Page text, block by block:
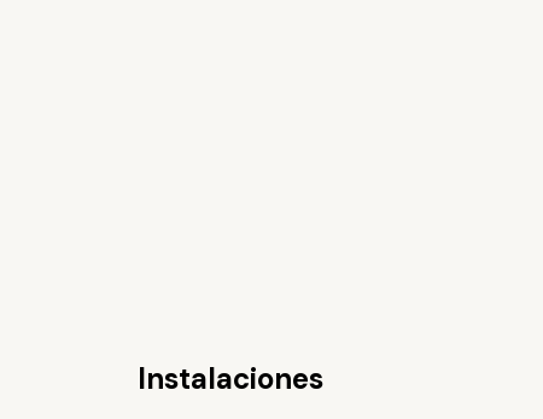
Instalaciones